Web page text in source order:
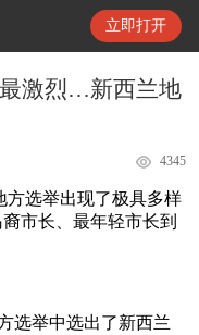
立即打开
激烈…新西兰地
4345
方选举出现了极具多样
市长、最年轻市长到
选举中选出了新西兰